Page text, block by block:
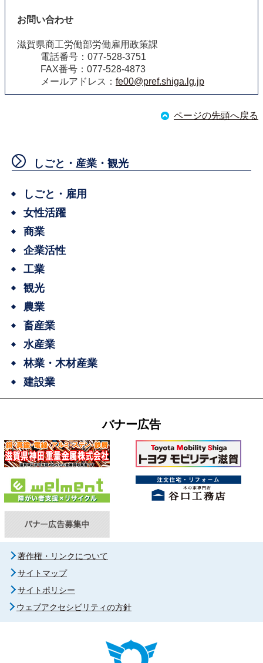
お問い合わせ
滋賀県商工労働部労働雇用政策課
電話番号：077-528-3751
FAX番号：077-528-4873
メールアドレス： fe00@pref.shiga.lg.jp
ページの先頭へ戻る
しごと・産業・観光
しごと・雇用
女性活躍
商業
企業活性
工業
観光
農業
畜産業
水産業
林業・木材産業
建設業
バナー広告
著作権・リンクについて
サイトマップ
サイトポリシー
ウェブアクセシビリティの方針